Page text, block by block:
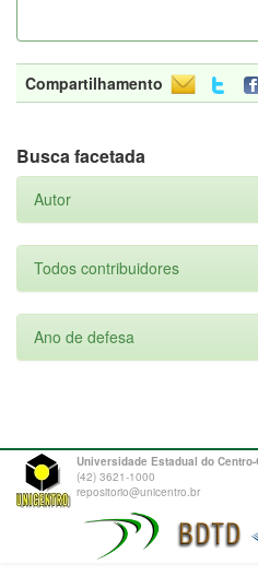
Compartilhamento
Busca facetada
Autor
Todos contribuidores
Ano de defesa
Universidade Estadual do Centro-
(42) 3621-1000
repositorio@unicentro.br